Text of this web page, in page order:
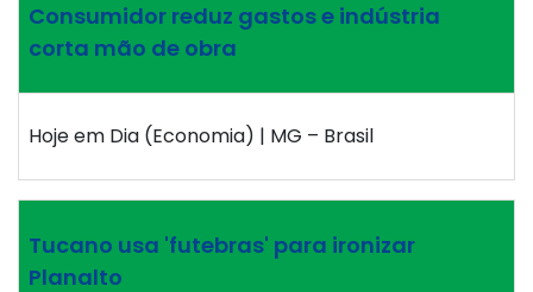
Consumidor reduz gastos e indústria
corta mão de obra
Hoje em Dia (Economia) | MG – Brasil
Tucano usa 'futebras' para ironizar
Planalto